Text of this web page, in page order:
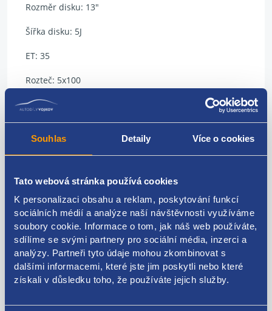
Souhlas Detaily Více o cookies
Tato webová stránka používá cookies
K personalizaci obsahu a reklam, poskytování funkcí
sociálních médií a analýze naší návštěvnosti využíváme
soubory cookie. Informace o tom, jak náš web používáte,
sdílíme se svými partnery pro sociální média, inzerci a
analýzy. Partneři tyto údaje mohou zkombinovat s
dalšími informacemi, které jste jim poskytli nebo které
získali v důsledku toho, že používáte jejich služby.
Rozměr disku: 13"
Šířka disku: 5J
ET: 35
Rozteč: 5x100
středová díra: 57,1 mm
6Q0601027E
Použitelné pro vozy